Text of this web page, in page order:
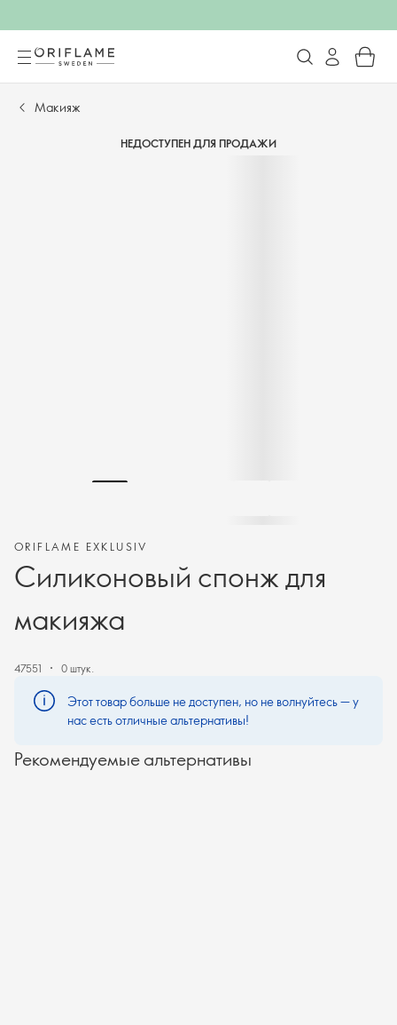
Макияж
НЕДОСТУПЕН ДЛЯ ПРОДАЖИ
ORIFLAME EXKLUSIV
Силиконовый спонж для
макияжа
47551 0 штук.
Этот товар больше не доступен, но не волнуйтесь — у
нас есть отличные альтернативы!
Рекомендуемые альтернативы